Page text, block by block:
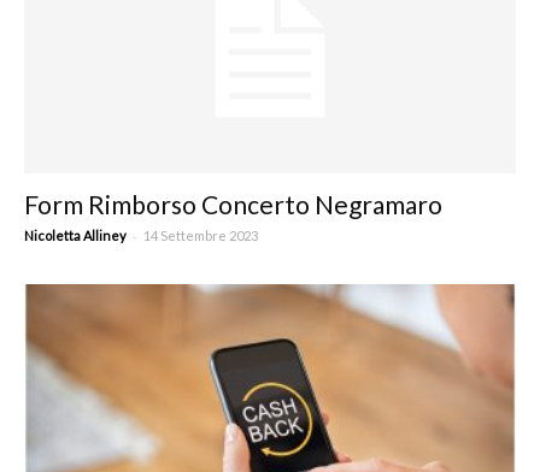
Form Rimborso Concerto Negramaro
Nicoletta Alliney - 14 Settembre 2023